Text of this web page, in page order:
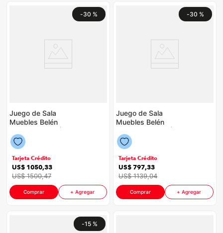
-30 %
Juego de Sala
Muebles Belén
Arena con Café
Tarjeta Crédito
US$ 1050,33
US$ 1500,47
Comprar + Agregar
-30 %
Juego de Sala
Muebles Belén
Color Café Claro
Tarjeta Crédito
US$797,33
US$ 1139,04
Comprar + Agregar
-15 %